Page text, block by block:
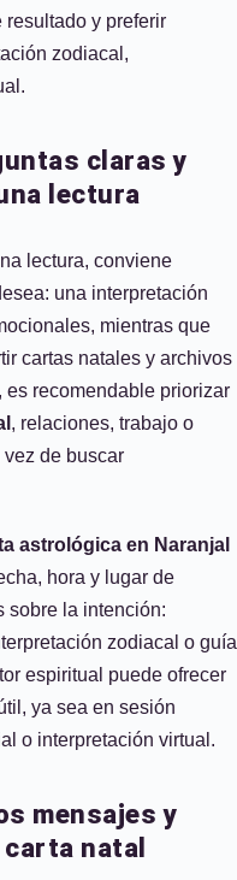
y preferir
zodiacal,
claras y
lectura
lectura, conviene
una interpretación
mientras que
cartas natales y archivos
es recomendable priorizar
, relaciones, trabajo o
de buscar
astrológica en Naranjal
hora y lugar de
sobre la intención:
zodiacal o guía
espiritual puede ofrecer
ya sea en sesión
o interpretación virtual.
mensajes y
natal